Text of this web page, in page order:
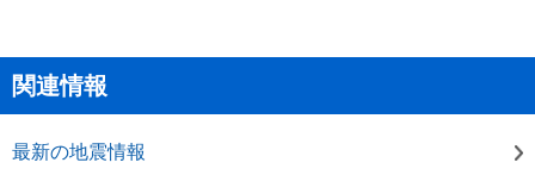
関連情報
最新の地震情報